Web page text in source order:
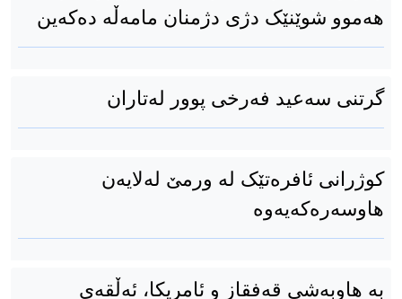
هەموو شوێنێک دژی دژمنان مامەڵە دەکەین
گرتنی سەعید فەرخی پوور لەتاران
کوژرانی ئافرەتێک لە ورمێ لەلایەن
هاوسەرەکەیەوە
بە هاوبەشی قەفقاز و ئامریکا، ئەڵقەی